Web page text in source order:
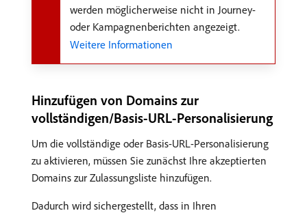
werden möglicherweise nicht in Journey-
oder Kampagnenberichten angezeigt.
Weitere Informationen
Hinzufügen von Domains zur
vollständigen/Basis-URL-Personalisierung
Um die vollständige oder Basis-URL-Personalisierung
zu aktivieren, müssen Sie zunächst Ihre akzeptierten
Domains zur Zulassungsliste hinzufügen.
Dadurch wird sichergestellt, dass in Ihren